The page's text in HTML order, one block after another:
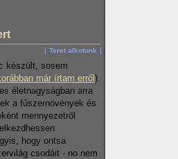
Teret alkotunk
készült, sosem
már írtam erről ).
életnagyságban arra
a fűszernövények és
mennyezetről
hogy ontsa
csodáit - no nem